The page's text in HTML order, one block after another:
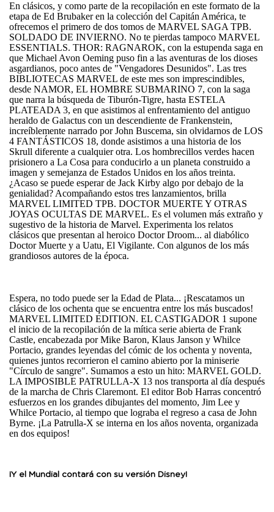
En clásicos, y como parte de la recopilación en este formato de la
etapa de Ed Brubaker en la colección del Capitán América, te
ofrecemos el primero de dos tomos de MARVEL SAGA TPB.
SOLDADO DE INVIERNO. No te pierdas tampoco MARVEL
ESSENTIALS. THOR: RAGNAROK, con la estupenda saga en
que Michael Avon Oeming puso fin a las aventuras de los dioses
asgardianos, poco antes de "Vengadores Desunidos". Las tres
BIBLIOTECAS MARVEL de este mes son imprescindibles,
desde NAMOR, EL HOMBRE SUBMARINO 7, con la saga
que narra la búsqueda de Tiburón-Tigre, hasta ESTELA
PLATEADA 3, en que asistimos al enfrentamiento del antiguo
heraldo de Galactus con un descendiente de Frankenstein,
increíblemente narrado por John Buscema, sin olvidarnos de LOS
4 FANTÁSTICOS 18, donde asistimos a una historia de los
Skrull diferente a cualquier otra. Los hombrecillos verdes hacen
prisionero a La Cosa para conducirlo a un planeta construido a
imagen y semejanza de Estados Unidos en los años treinta.
¿Acaso se puede esperar de Jack Kirby algo por debajo de la
genialidad? Acompañando estos tres lanzamientos, brilla
MARVEL LIMITED TPB. DOCTOR MUERTE Y OTRAS
JOYAS OCULTAS DE MARVEL. Es el volumen más extraño y
sugestivo de la historia de Marvel. Experimenta los relatos
clásicos que presentan al heroico Doctor Droom... al diabólico
Doctor Muerte y a Uatu, El Vigilante. Con algunos de los más
grandiosos autores de la época.
Espera, no todo puede ser la Edad de Plata... ¡Rescatamos un
clásico de los ochenta que se encuentra entre los más buscados!
MARVEL LIMITED EDITION. EL CASTIGADOR 1 supone
el inicio de la recopilación de la mítica serie abierta de Frank
Castle, encabezada por Mike Baron, Klaus Janson y Whilce
Portacio, grandes leyendas del cómic de los ochenta y noventa,
quienes juntos recorrieron el camino abierto por la miniserie
"Círculo de sangre". Sumamos a esto un hito: MARVEL GOLD.
LA IMPOSIBLE PATRULLA-X 13 nos transporta al día después
de la marcha de Chris Claremont. El editor Bob Harras concentró
esfuerzos en los grandes dibujantes del momento, Jim Lee y
Whilce Portacio, al tiempo que lograba el regreso a casa de John
Byrne. ¡La Patrulla-X se interna en los años noventa, organizada
en dos equipos!
¡Y el Mundial contará con su versión Disney!